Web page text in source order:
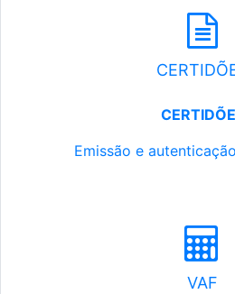
Emissão e
VAF